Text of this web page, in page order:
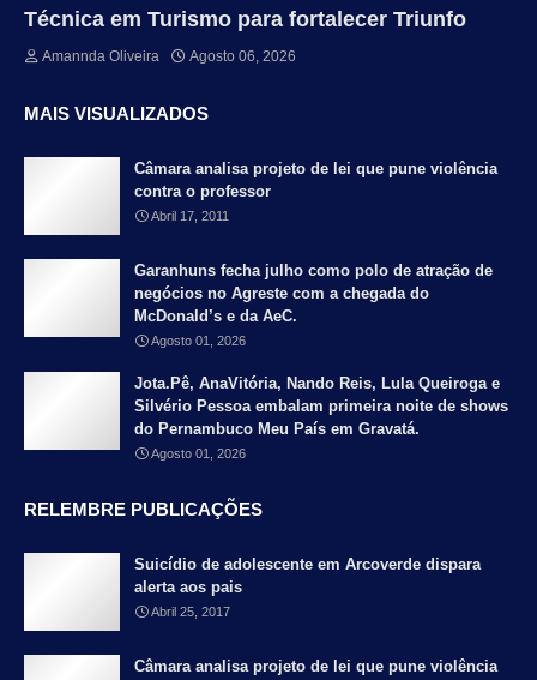
Técnica em Turismo para fortalecer Triunfo
Amannda Oliveira Agosto 06, 2026
MAIS VISUALIZADOS
Câmara analisa projeto de lei que pune violência
contra o professor
Abril 17, 2011
Garanhuns fecha julho como polo de atração de
negócios no Agreste com a chegada do
McDonald’s e da AeC.
Agosto 01, 2026
Jota.Pê, AnaVitória, Nando Reis, Lula Queiroga e
Silvério Pessoa embalam primeira noite de shows
do Pernambuco Meu País em Gravatá.
Agosto 01, 2026
RELEMBRE PUBLICAÇÕES
Suicídio de adolescente em Arcoverde dispara
alerta aos pais
Abril 25, 2017
Câmara analisa projeto de lei que pune violência